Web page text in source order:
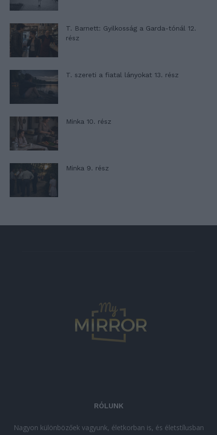
T. Barnett: Gyilkosság a Garda-tónál 12.
rész
T. szereti a fiatal lányokat 13. rész
Minka 10. rész
Minka 9. rész
RÓLUNK
Nagyon különbözőek vagyunk, életkorban is, és életstílusban